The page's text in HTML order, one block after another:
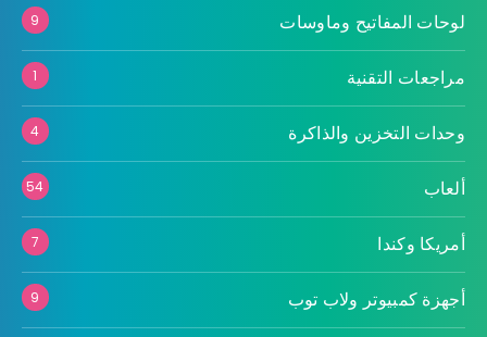
لوحات المفاتيح وماوسات 9
مراجعات التقنية 1
وحدات التخزين والذاكرة 4
ألعاب 54
أمريكا وكندا 7
أجهزة كمبيوتر ولاب توب 9